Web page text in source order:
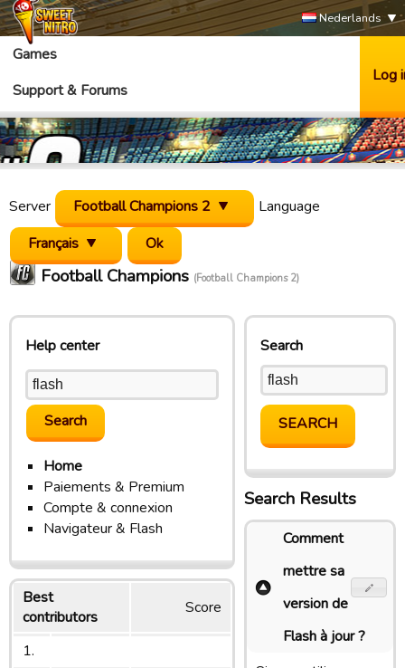
Nederlands
Games
Support & Forums
Log
Server Football Champions 2
Language
Français
Football Champions (Football Champions 2)
Help center
Home
Paiements & Premium
Compte & connexion
Navigateur & Flash
Best
contributors
Score
1.
Search
Search Results
Comment
mettre sa
version de
Flash à jour ?